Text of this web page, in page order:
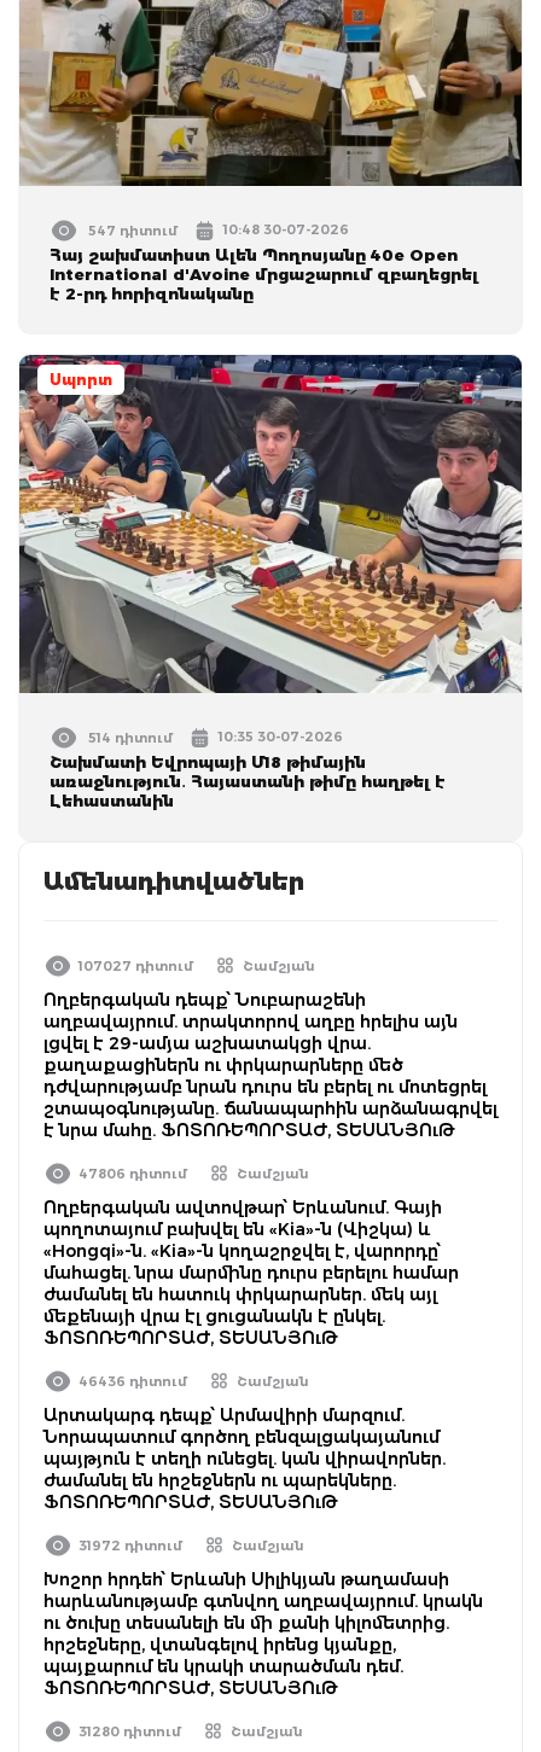
547 դիտում 10:48 30-07-2026
Հայ շախմատիստ Ալեն Պողոսյանը 40e Open
International d'Avoine մրցաշարում զբաղեցրել
է 2-րդ հորիզոնականը
Սպորտ
514 դիտում 10:35 30-07-2026
Շախմատի Եվրոպայի Մ18 թիմային
առաջնություն․ Հայաստանի թիմը հաղթել է
Լեհաստանին
Ամենադիտվածներ
107027 դիտում Շամշյան
Ողբերգական դեպք՝ Նուբարաշենի
աղբավայրում. տրակտորով աղբը հրելիս այն
լցվել է 29-ամյա աշխատակցի վրա.
քաղաքացիներն ու փրկարարները մեծ
դժվարությամբ նրան դուրս են բերել ու մոտեցրել
շտապօգնությանը. ճանապարհին արձանագրվել
է նրա մահը. ՖՈՏՈՌԵՊՈՐՏԱԺ, ՏԵՍԱՆՅՈւԹ
47806 դիտում Շամշյան
Ողբերգական ավտովթար՝ Երևանում. Գայի
պողոտայում բախվել են «Kia»-ն (Վիշկա) և
«Hongqi»-ն. «Kia»-ն կողաշրջվել է, վարորդը՝
մահացել. նրա մարմինը դուրս բերելու համար
ժամանել են հատուկ փրկարարներ. մեկ այլ
մեքենայի վրա էլ ցուցանակն է ընկել.
ՖՈՏՈՌԵՊՈՐՏԱԺ, ՏԵՍԱՆՅՈւԹ
46436 դիտում Շամշյան
Արտակարգ դեպք՝ Արմավիրի մարզում.
Նորապատում գործող բենզալցակայանում
պայթյուն է տեղի ունեցել. կան վիրավորներ.
ժամանել են հրշեջներն ու պարեկները.
ՖՈՏՈՌԵՊՈՐՏԱԺ, ՏԵՍԱՆՅՈւԹ
31972 դիտում Շամշյան
Խոշոր հրդեհ՝ Երևանի Սիլիկյան թաղամասի
հարևանությամբ գտնվող աղբավայրում. կրակն
ու ծուխը տեսանելի են մի քանի կիլոմետրից.
հրշեջները, վտանգելով իրենց կյանքը,
պայքարում են կրակի տարածման դեմ.
ՖՈՏՈՌԵՊՈՐՏԱԺ, ՏԵՍԱՆՅՈւԹ
31280 դիտում Շամշյան